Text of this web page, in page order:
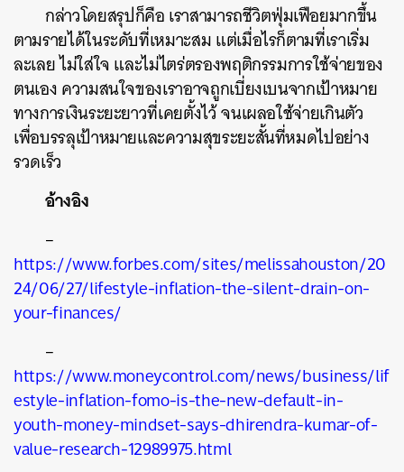
กล่าวโดยสรุปก็คือ เราสามารถชีวิตฟุ่มเฟือยมากขึ้น
ตามรายได้ในระดับที่เหมาะสม แต่เมื่อไรก็ตามที่เราเริ่ม
ละเลย ไม่ใส่ใจ และไม่ไตร่ตรองพฤติกรรมการใช้จ่ายของ
ตนเอง ความสนใจของเราอาจถูกเบี่ยงเบนจากเป้าหมาย
ทางการเงินระยะยาวที่เคยตั้งไว้ จนเผลอใช้จ่ายเกินตัว
เพื่อบรรลุเป้าหมายและความสุขระยะสั้นที่หมดไปอย่าง
รวดเร็ว
อ้างอิง
–
https://www.forbes.com/sites/melissahouston/20
24/06/27/lifestyle-inflation-the-silent-drain-on-
your-finances/
–
https://www.moneycontrol.com/news/business/lif
estyle-inflation-fomo-is-the-new-default-in-
youth-money-mindset-says-dhirendra-kumar-of-
value-research-12989975.html